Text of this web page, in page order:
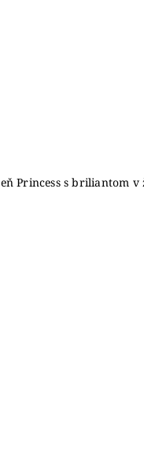
Princess s briliantom v